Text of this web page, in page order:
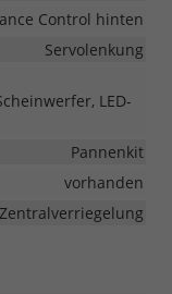
Control hinten
Servolenkung
LED-
Pannenkit
vorhanden
Zentralverriegelung